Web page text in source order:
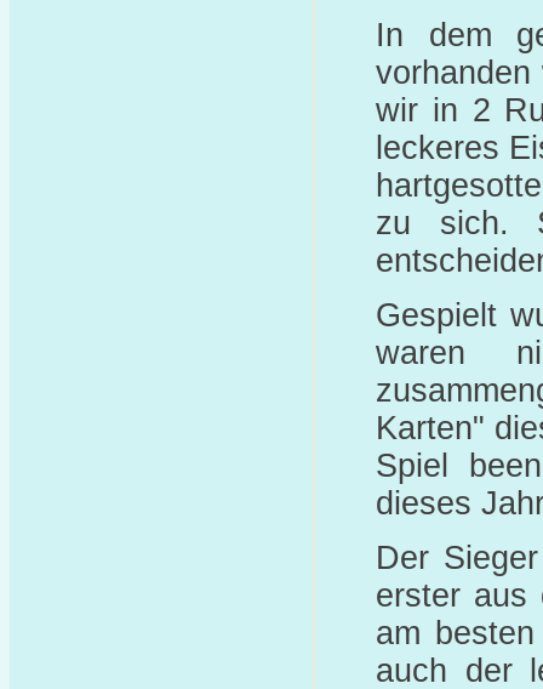
In dem
wir in 2
leckeres
zu sich.
Gespielt
waren
Karten"
Spiel
dieses
Der
erster aus
am
auch der